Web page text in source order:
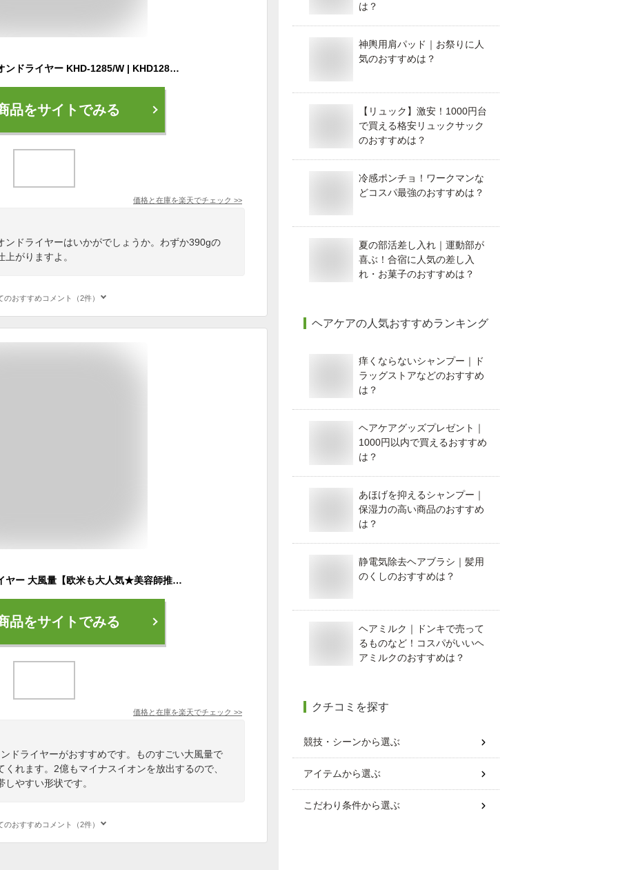
コイズミ マイナスイオンドライヤー KHD-1285/W | KHD1285W マイナスイオン ヘアードライヤー ヘアドライヤー 大風量 折り畳み 小型 おすすめ マイナスイオンドライヤー 美容家電 速乾 ドライアー 1200w 人気 KOIZUMI 小泉成器
品をサイトでみる
価格と在庫を楽天でチェック >>
ンドライヤーはいかがでしょうか。わずか390gの
がりますよ。
のおすすめコメント（2件）
ドライヤー ヘアドライヤー 大風量【欧米も大人気★美容師推薦★2億マイナスイオン！】軽量 高速速乾ドライヤー ドライヤー 人気 乾燥時間50％短縮 静音 冷/温風 冷熱交互技術 静電気除去 低騒音 小型 コンパクト ギフト プレゼント【新色登場】
品をサイトでみる
価格と在庫を楽天でチェック >>
ドライヤーがおすすめです。ものすごい大風量で
れます。2億もマイナスイオンを放出するので、
やすい形状です。
のおすすめコメント（2件）
は？
神輿用肩パッド｜お祭りに人
気のおすすめは？
【リュック】激安！1000円台
で買える格安リュックサック
のおすすめは？
冷感ポンチョ！ワークマンな
どコスパ最強のおすすめは？
夏の部活差し入れ｜運動部が
喜ぶ！合宿に人気の差し入
れ・お菓子のおすすめは？
ヘアケアの人気おすすめランキング
痒くならないシャンプー｜ド
ラッグストアなどのおすすめ
は？
ヘアケアグッズプレゼント｜
1000円以内で買えるおすすめ
は？
あほげを抑えるシャンプー｜
保湿力の高い商品のおすすめ
は？
静電気除去ヘアブラシ｜髪用
のくしのおすすめは？
ヘアミルク｜ドンキで売って
るものなど！コスパがいいヘ
アミルクのおすすめは？
クチコミを探す
競技・シーンから選ぶ
アイテムから選ぶ
こだわり条件から選ぶ